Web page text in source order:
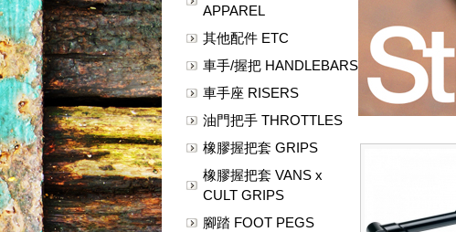
APPAREL
其他配件 ETC
車手/握把 HANDLEBARS
車手座 RISERS
油門把手 THROTTLES
橡膠握把套 GRIPS
橡膠握把套 VANS x
CULT GRIPS
腳踏 FOOT PEGS